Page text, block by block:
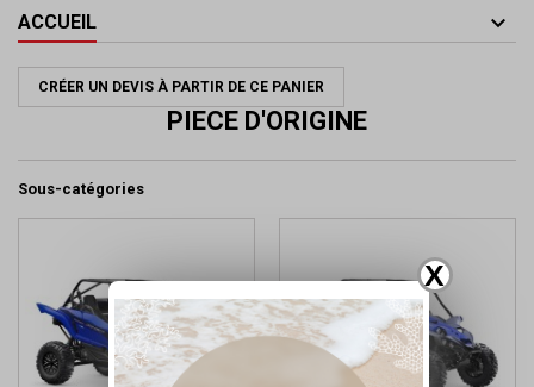
X
ACCUEIL
CRÉER UN DEVIS À PARTIR DE CE PANIER
PIECE D'ORIGINE
Sous-catégories